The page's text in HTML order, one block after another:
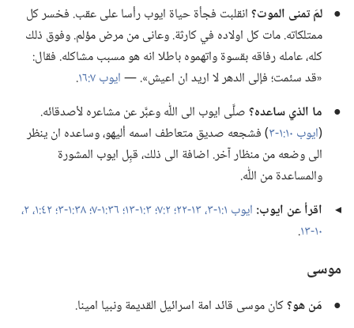
● لمَ تمنى الموت؟‏انقلبت فجأة حياة ايوب رأسا على عقب.‏ فخسر كل
ممتلكاته.‏ مات كل اولاده في كارثة.‏ وعانى من مرض مؤلم.‏ وفوق ذلك
كله،‏ عامله رفاقه بقسوة واتهموه باطلا انه هو مسبب مشاكله.‏ فقال:‏
«قد سئمت؛‏ فإلى الدهر لا اريد ان اعيش».‏ —‏ايوب ٧:‏١٦
‏.‏
● ما الذي ساعده؟‏صلَّى ايوب الى اللّٰه وعبَّر عن مشاعره لأصدقائه.‏
(‏ايوب ١٠:‏١-‏٣
‏)‏ فشجعه صديق متعاطف اسمه أليهو،‏ وساعده ان ينظر
الى وضعه من منظار آخر.‏ اضافة الى ذلك،‏ قبِل ايوب المشورة
والمساعدة من اللّٰه.‏
◂
اقرأ عن ايوب:‏ ايوب ١:‏١-‏٣،‏
١٠-‏١٣
‏.‏
موسى
● مَن هو؟‏كان موسى قائد امة اسرائيل القديمة ونبيا امينا.‏